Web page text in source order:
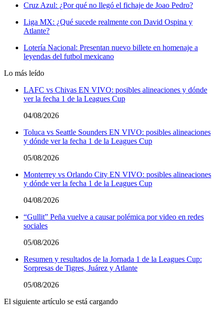
Cruz Azul: ¿Por qué no llegó el fichaje de Joao Pedro?
Liga MX: ¿Qué sucede realmente con David Ospina y
Atlante?
Lotería Nacional: Presentan nuevo billete en homenaje a
leyendas del futbol mexicano
Lo más leído
LAFC vs Chivas EN VIVO: posibles alineaciones y dónde
ver la fecha 1 de la Leagues Cup
04/08/2026
Toluca vs Seattle Sounders EN VIVO: posibles alineaciones
y dónde ver la fecha 1 de la Leagues Cup
05/08/2026
Monterrey vs Orlando City EN VIVO: posibles alineaciones
y dónde ver la fecha 1 de la Leagues Cup
04/08/2026
“Gullit” Peña vuelve a causar polémica por video en redes
sociales
05/08/2026
Resumen y resultados de la Jornada 1 de la Leagues Cup:
Sorpresas de Tigres, Juárez y Atlante
05/08/2026
El siguiente artículo se está cargando